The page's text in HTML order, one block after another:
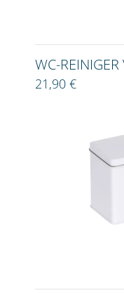
WC-REINIGER
21,90 €